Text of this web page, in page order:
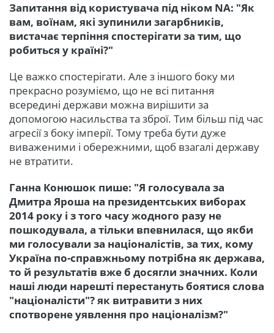
Запитання від користувача під ніком NA: "Як
вам, воїнам, які зупинили загарбників,
вистачає терпіння спостерігати за тим, що
робиться у країні?"
Це важко спостерігати. Але з іншого боку ми
прекрасно розуміємо, що не всі питання
всередині держави можна вирішити за
допомогою насильства та зброї. Тим більш під час
агресії з боку імперії. Тому треба бути дуже
виваженими і обережними, щоб взагалі державу
не втратити.
Ганна Конюшок пише: "Я голосувала за
Дмитра Яроша на президентських виборах
2014 року і з того часу жодного разу не
пошкодувала, а тільки впевнилася, що якби
ми голосували за націоналістів, за тих, кому
Україна по-справжньому потрібна як держава,
то й результатів вже б досягли значних. Коли
наші люди нарешті перестануть боятися слова
"націоналісти"? як витравити з них
спотворене уявлення про націоналізм?"